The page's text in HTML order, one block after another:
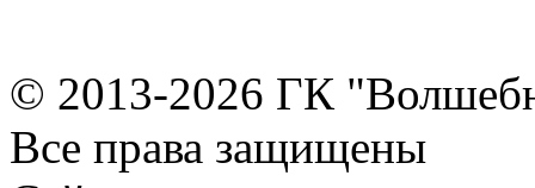
© 2013-2026 ГК
Все права защищены